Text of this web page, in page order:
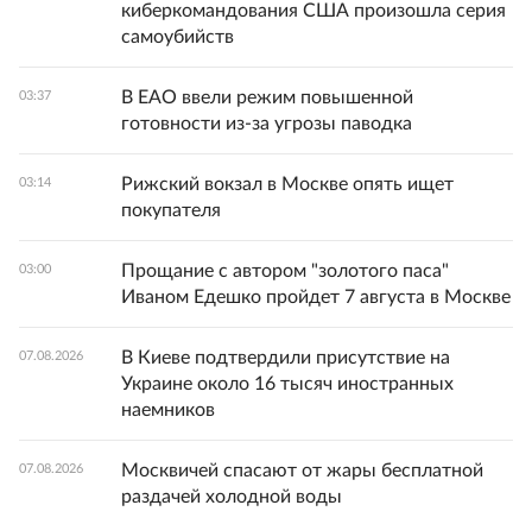
киберкомандования США произошла серия
самоубийств
03:37
В ЕАО ввели режим повышенной
готовности из-за угрозы паводка
03:14
Рижский вокзал в Москве опять ищет
покупателя
03:00
Прощание с автором "золотого паса"
Иваном Едешко пройдет 7 августа в Москве
07.08.2026
В Киеве подтвердили присутствие на
Украине около 16 тысяч иностранных
наемников
07.08.2026
Москвичей спасают от жары бесплатной
раздачей холодной воды